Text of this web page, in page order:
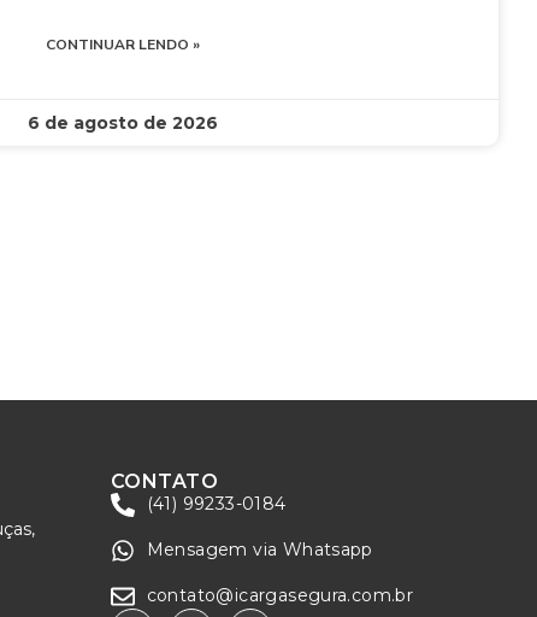
CONTINUAR LENDO »
6 de agosto de 2026
CONTATO
(41) 99233-0184
Mensagem via Whatsapp
contato@icargasegura.com.br